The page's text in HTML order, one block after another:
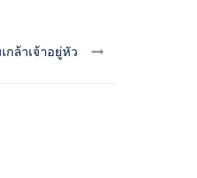
ล้าเจ้าอยู่หัว